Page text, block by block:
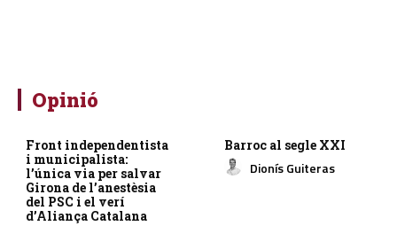
Opinió
Front independentista
i municipalista:
l’única via per salvar
Girona de l’anestèsia
del PSC i el verí
d’Aliança Catalana
Barroc al segle XXI
Dionís Guiteras